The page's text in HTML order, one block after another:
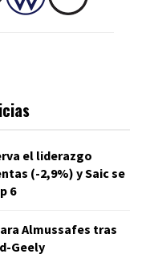
el liderazgo
(-2,9%) y Saic se
6
Almussafes tras
Geely